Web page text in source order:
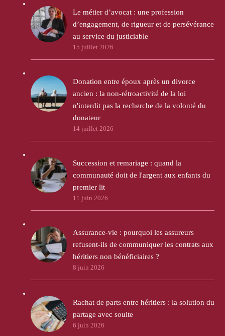
Le métier d’avocat : une profession
d’engagement, de rigueur et de persévérance
au service du justiciable
15 juillet 2026
Donation entre époux après un divorce
ancien : la non-rétroactivité de la loi
n'interdit pas la recherche de la volonté du
donateur
14 juillet 2026
Succession et remariage : quand la
communauté doit de l'argent aux enfants du
premier lit
11 juin 2026
Assurance-vie : pourquoi les assureurs
refusent-ils de communiquer les contrats aux
héritiers non bénéficiaires ?
8 juin 2026
Rachat de parts entre héritiers : la solution du
partage avec soulte
6 juin 2026